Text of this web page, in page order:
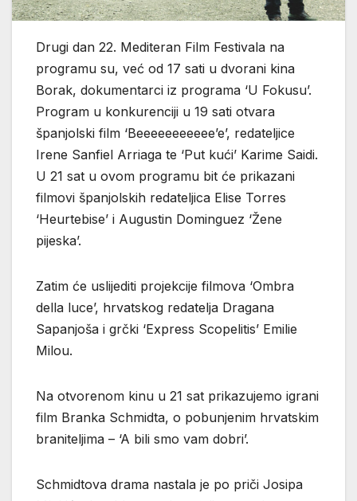
Drugi dan 22. Mediteran Film Festivala na
programu su, već od 17 sati u dvorani kina
Borak, dokumentarci iz programa ‘U Fokusu’.
Program u konkurenciji u 19 sati otvara
španjolski film ‘Beeeeeeeeeee’e’, redateljice
Irene Sanfiel Arriaga te ‘Put kući’ Karime Saidi.
U 21 sat u ovom programu bit će prikazani
filmovi španjolskih redateljica Elise Torres
‘Heurtebise’ i Augustin Dominguez ‘Žene
pijeska’.
Zatim će uslijediti projekcije filmova ‘Ombra
della luce’, hrvatskog redatelja Dragana
Sapanjoša i grčki ‘Express Scopelitis’ Emilie
Milou.
Na otvorenom kinu u 21 sat prikazujemo igrani
film Branka Schmidta, o pobunjenim hrvatskim
braniteljima – ‘A bili smo vam dobri’.
Schmidtova drama nastala je po priči Josipa